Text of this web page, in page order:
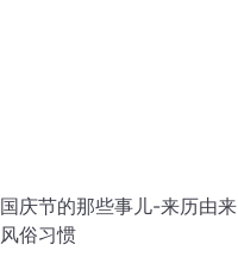
国庆节的那些事儿-来历由来
风俗习惯